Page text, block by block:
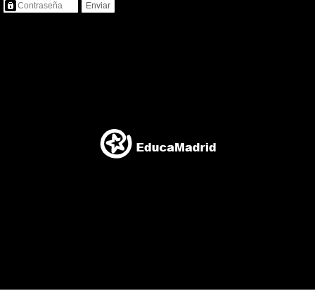
Contenido protegido…